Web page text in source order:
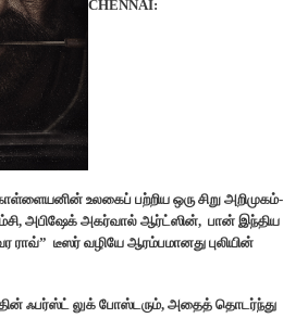
CHENNAI:
உலகைப் பற்றிய ஒரு சிறு அறிமுகம்-
அபிஷேக் அகர்வால் ஆர்ட்ஸின், பான் இந்திய
ராவ்” டீஸர் வழியே ஆரம்பமானது புலியின்
ஃபர்ஸ்ட் லுக் போஸ்டரும், அதைத் தொடர்ந்து